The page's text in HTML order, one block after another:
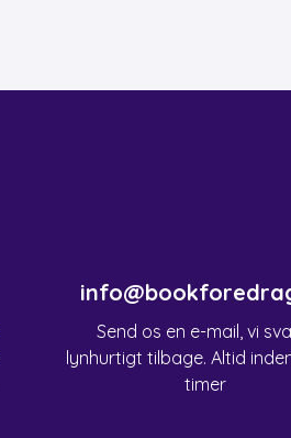
Send os en e-mail, vi
lynhurtigt tilbage. Altid
timer